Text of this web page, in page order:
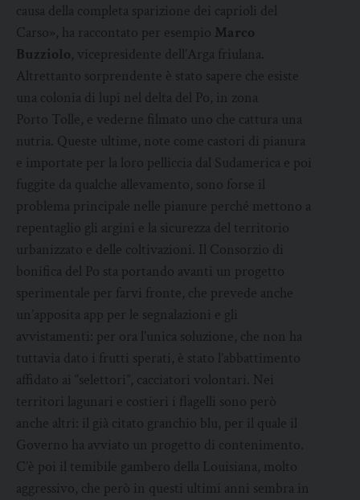
causa della completa sparizione dei caprioli del
Carso», ha raccontato per esempio Marco
Buzziolo, vicepresidente dell’Arga friulana.
Altrettanto sorprendente è stato sapere che esiste
una colonia di lupi nel delta del Po, in zona
Porto Tolle, e vederne filmato uno che cattura una
nutria. Queste ultime, note come castori di pianura
e importate per la loro pelliccia dal Sudamerica e poi
fuggite da qualche allevamento, sono forse il
problema principale nelle pianure perché mettono a
repentaglio gli argini e la sicurezza del territorio
urbanizzato e delle coltivazioni. Il Consorzio di
bonifica del Po sta portando avanti un progetto
sperimentale per farvi fronte, che prevede anche
un’apposita app per le segnalazioni e gli
avvistamenti: per ora l’unica soluzione, che non ha
tuttavia dato i frutti sperati, è stato l’abbattimento
affidato ai “selettori”, cacciatori volontari. Nei
territori lagunari e costieri i flagelli sono però
anche altri: il già citato granchio blu, per il quale il
Governo ha avviato un progetto di contenimento.
C’è poi il temibile gambero della Louisiana, molto
aggressivo, che però in questi ultimi anni sembra in